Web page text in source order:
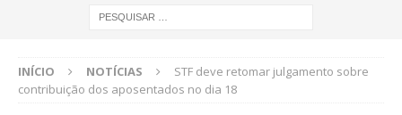
INÍCIO NOTÍCIAS
STF deve retomar julgamento sobre
contribuição dos aposentados no dia 18